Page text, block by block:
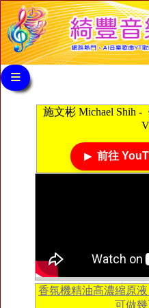
≡
施文彬 Michael Shih -
前往
香氛機精油高濃縮原
可做